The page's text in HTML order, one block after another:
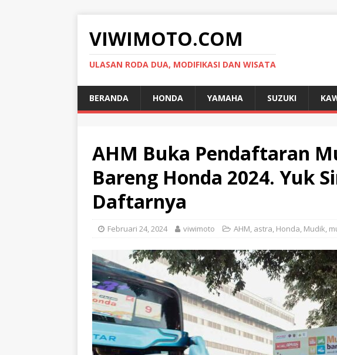
VIWIMOTO.COM
ULASAN RODA DUA, MODIFIKASI DAN WISATA
BERANDA HONDA YAMAHA SUZUKI
AHM Buka Pendaftaran
Bareng Honda 2024. Yuk
Daftarnya
Februari 24, 2024 viwimoto AHM, astra, Honda, Mudik,